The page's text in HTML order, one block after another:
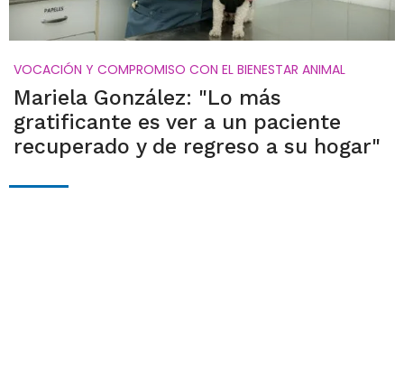
VOCACIÓN Y COMPROMISO CON EL BIENESTAR ANIMAL
Mariela González: "Lo más
gratificante es ver a un paciente
recuperado y de regreso a su hogar"